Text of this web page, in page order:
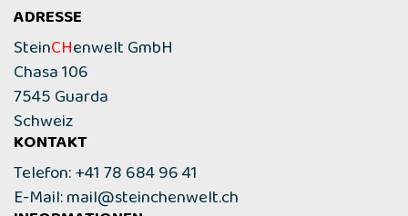
ADRESSE
SteinCHenwelt GmbH
Chasa 106
7545 Guarda
Schweiz
KONTAKT
Telefon: +41 78 684 96 41
E-Mail:mail@steinchenwelt.ch